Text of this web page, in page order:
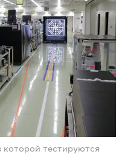
которой тестируются